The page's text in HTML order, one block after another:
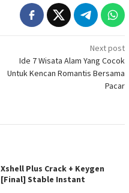
Next post
Ide 7 Wisata Alam Yang Cocok
Untuk Kencan Romantis Bersama
Pacar
Xshell Plus Crack + Keygen
[Final] Stable Instant